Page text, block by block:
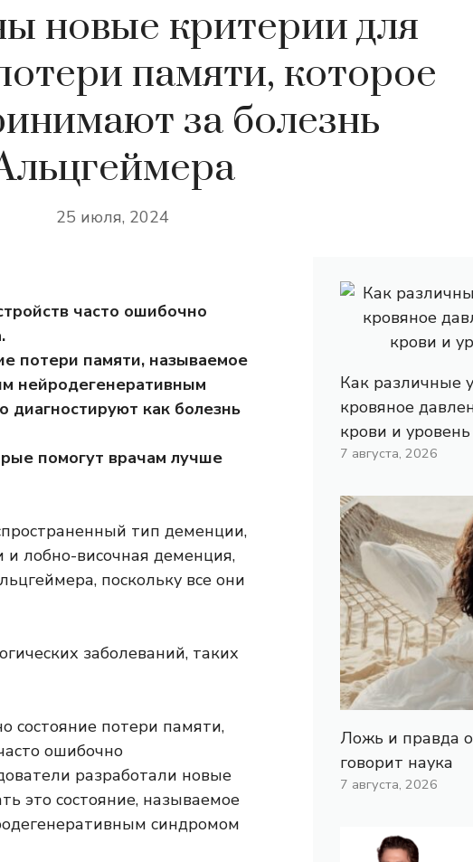
новые критерии для
памяти, которое
за болезнь
25 июля, 2024
часто ошибочно
потери памяти, называемое
нейродегенеративным
диагностируют как болезнь
помогут врачам лучше
тип деменции,
лобно-височная деменция,
поскольку все они
заболеваний, таких
состояние потери памяти,
ошибочно
разработали новые
это состояние, называемое
синдромом
Как различные
кровяное
крови и
7 августа, 2026
Ложь и правда
говорит наука
7 августа, 2026